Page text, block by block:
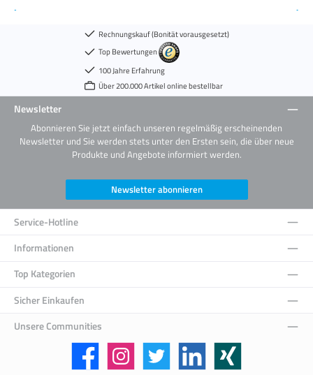
Rechnungskauf (Bonität vorausgesetzt)
Top Bewertungen
100 Jahre Erfahrung
Über 200.000 Artikel online bestellbar
Newsletter
Abonnieren Sie jetzt einfach unseren regelmäßig erscheinenden
Newsletter und Sie werden stets unter den Ersten sein, die über neue
Produkte und Angebote informiert werden.
Newsletter abonnieren
Service-Hotline
Informationen
Top Kategorien
Sicher Einkaufen
Unsere Communities
Facebook Instagram Twitter LinkedIn Xing